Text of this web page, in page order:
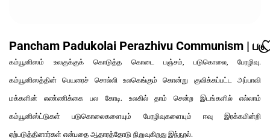
Pancham Padukolai Perazhivu Communism |
கம்யூனிஸம் உலகுக்குக் கொடுத்த கொடை பஞ்சம், படுகொலை, பேரழிவு.
கம்யூனிஸத்தின் பெயரைச் சொல்லி உலகெங்கும் கொன்று குவிக்கப்பட்ட அப்பாவி
மக்களின் எண்ணிக்கை பல கோடி. உலகில் தாம் சென்ற இடங்களில் எல்லாம்
கம்யூனிஸ்ட்டுகள் படுகொலைகளையும் பேரழிவுகளையும் ஈவு இரக்கமின்றி
ஏற்படுத்தினார்கள் என்பதை ஆதாரத்தோடு நிறுவுகிறது இந்நூல்.